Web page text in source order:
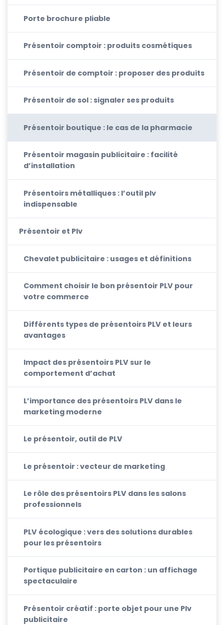
Porte brochure pliable
Présentoir comptoir : produits cosmétiques
Présentoir de comptoir : proposer des produits
Présentoir de sol : signaler ses produits
Présentoir boutique : le cas de la pharmacie
Présentoir magasin publicitaire : facilité
d’installation
Présentoirs métalliques : l’outil plv
indispensable
Présentoir et Plv
Chevalet publicitaire : usages et définitions
Comment choisir le bon présentoir PLV pour
votre commerce
Différents types de présentoirs PLV et leurs
avantages
Impact des présentoirs PLV sur le
comportement d’achat
L’importance des présentoirs PLV dans le
marketing moderne
Le présentoir, outil de PLV
Le présentoir : vecteur de marketing
Le rôle des présentoirs PLV dans les salons
professionnels
PLV écologique : vers des solutions durables
pour les présentoirs
Portique publicitaire en carton : un affichage
spectaculaire
Présentoir créatif : porte objet pour une Plv
publicitaire